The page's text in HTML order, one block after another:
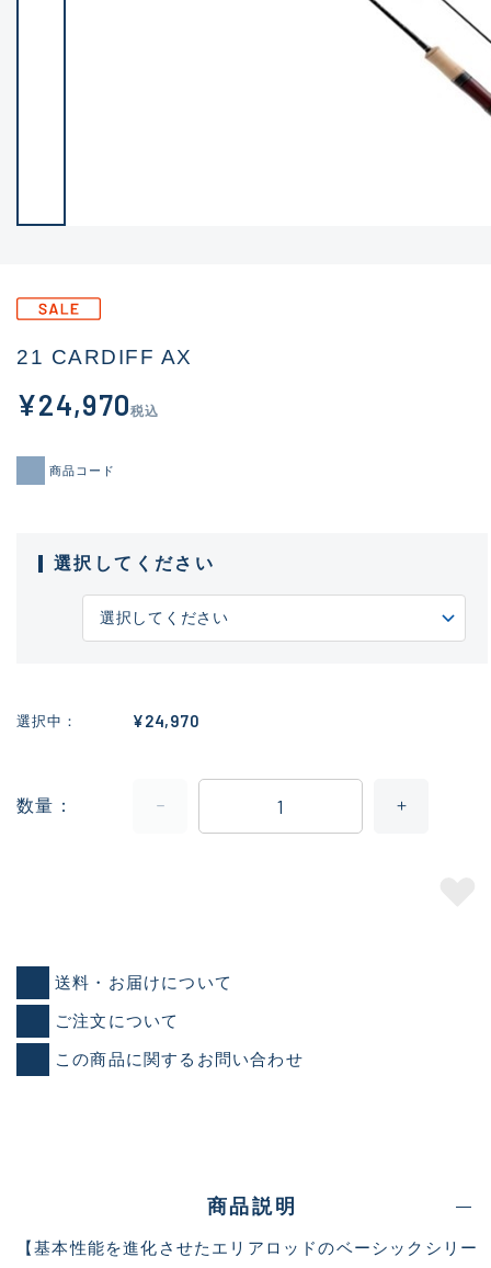
21 CARDIFF AX
¥24,970税込
商品コード
選択してください
選択中 ¥24,970
数量
送料・お届けについて
ご注文について
この商品に関するお問い合わせ
商品説明
【基本性能を進化させたエリアロッドのベーシックシリー